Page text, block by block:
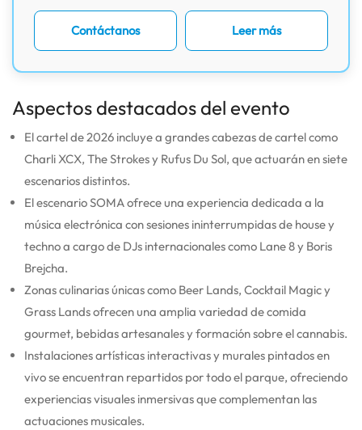
Contáctanos Leer más
Aspectos destacados del evento
El cartel de 2026 incluye a grandes cabezas de cartel como
Charli XCX, The Strokes y Rufus Du Sol, que actuarán en siete
escenarios distintos.
El escenario SOMA ofrece una experiencia dedicada a la
música electrónica con sesiones ininterrumpidas de house y
techno a cargo de DJs internacionales como Lane 8 y Boris
Brejcha.
Zonas culinarias únicas como Beer Lands, Cocktail Magic y
Grass Lands ofrecen una amplia variedad de comida
gourmet, bebidas artesanales y formación sobre el cannabis.
Instalaciones artísticas interactivas y murales pintados en
vivo se encuentran repartidos por todo el parque, ofreciendo
experiencias visuales inmersivas que complementan las
actuaciones musicales.